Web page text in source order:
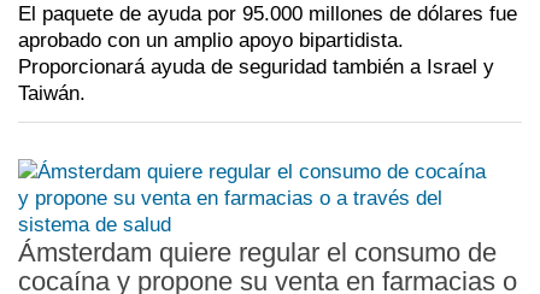
El paquete de ayuda por 95.000 millones de dólares fue
aprobado con un amplio apoyo bipartidista.
Proporcionará ayuda de seguridad también a Israel y
Taiwán.
Ámsterdam quiere regular el consumo de
cocaína y propone su venta en farmacias o